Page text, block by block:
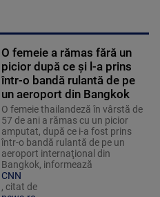
O femeie a rămas fără un
picior după ce şi l-a prins
într-o bandă rulantă de pe
un aeroport din Bangkok
O femeie thailandeză în vârstă de
57 de ani a rămas cu un picior
amputat, după ce i-a fost prins
într-o bandă rulantă de pe un
aeroport internaţional din
Bangkok, informează
CNN
, citat de